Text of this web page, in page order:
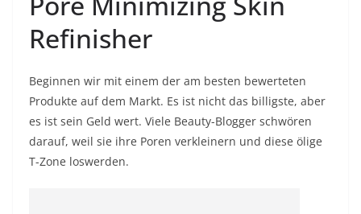
Refinisher
Beginnen wir mit einem der am besten bewerteten
Produkte auf dem Markt. Es ist nicht das billigste, aber
es ist sein Geld wert. Viele Beauty-Blogger schwören
darauf, weil sie ihre Poren verkleinern und diese ölige
T-Zone loswerden.